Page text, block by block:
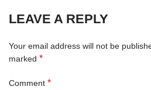
LEAVE A REPLY
Your email address will not be
marked *
Comment *